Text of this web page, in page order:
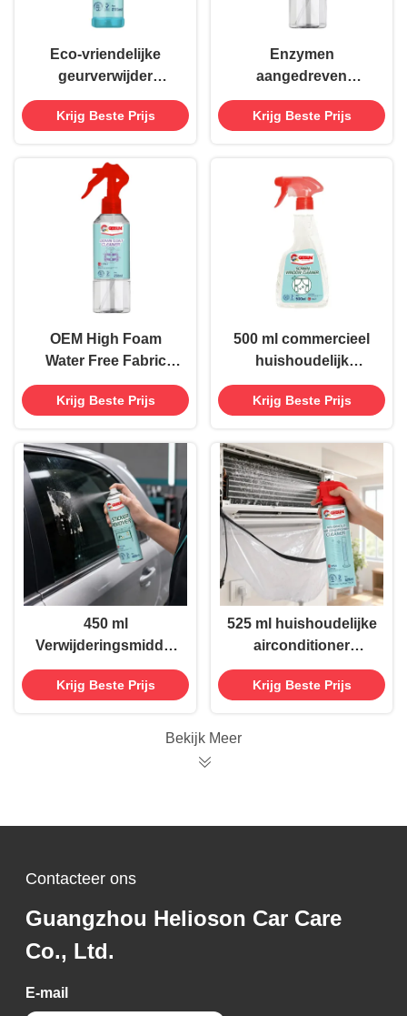
Eco-vriendelijke
geurverwijder
Neutralizator Spray
voor badkamers
Krijg Beste Prijs
Enzymen
aangedreven
huishoudelijk
schoonmaakmiddel
voor kraag 250 ml
Krijg Beste Prijs
OEM High Foam
Water Free Fabric
Cleaner Spray Vlek
Verwijder voor Down
Krijg Beste Prijs
500 ml commercieel
huishoudelijk
schoonmaakmiddel
Spray ontvetter voor
Krijg Beste Prijs
450 ml
Verwijderingsmiddel
voor auto-etiketten en
kleefstofresten
Krijg Beste Prijs
525 ml huishoudelijke
airconditioner
spoelreiniger spray
voor spoelen,
Krijg Beste Prijs
Bekijk Meer
Contacteer ons
Guangzhou Helioson Car Care
Co., Ltd.
E-mail